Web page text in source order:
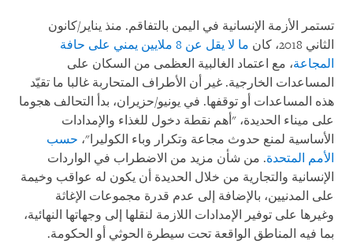
تستمر الأزمة الإنسانية في اليمن بالتفاقم. منذ يناير/كانون
الثاني 2018، كان
ما لا يقل عن 8 ملايين يمني على حافة
المجاعة، مع اعتماد الغالبية العظمى من السكان على
المساعدات الخارجية. غير أن الأطراف المتحاربة غالبا ما تقيّد
هذه المساعدات أو توقفها. في يونيو/حزيران، بدأ التحالف هجوما
على ميناء الحديدة، "أهم نقطة دخول للغذاء والإمدادات
الأساسية لمنع حدوث مجاعة وتكرار وباء الكوليرا"، حسب
الأمم المتحدة. من شأن مزيد من الاضطراب في الواردات
الإنسانية والتجارية من خلال الحديدة أن يكون له عواقب وخيمة
على المدنيين، بالإضافة إلى عدم قدرة مجموعات الإغاثة
وغيرها على توفير الإمدادات اللازمة لنقلها إلى وجهاتها النهائية،
بما فيه المناطق الواقعة تحت سيطرة الحوثي أو الحكومة.